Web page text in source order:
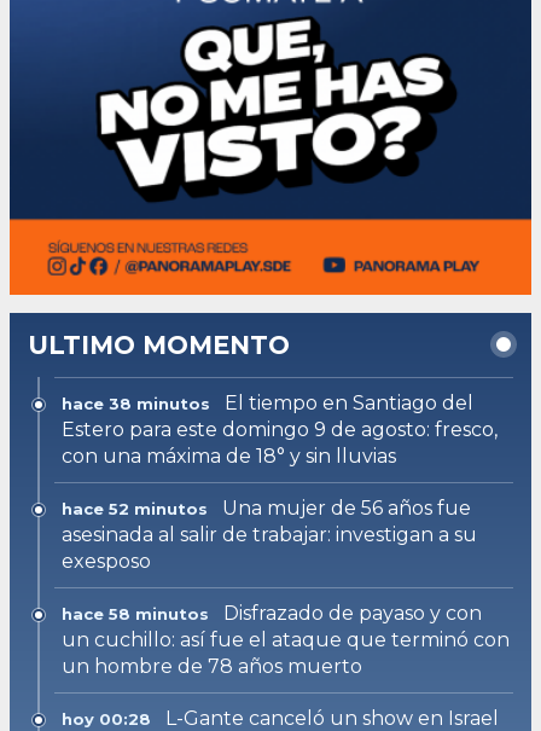
ULTIMO MOMENTO
hace 38 minutos
El tiempo en Santiago del
Estero para este domingo 9 de agosto: fresco,
con una máxima de 18° y sin lluvias
hace 52 minutos
Una mujer de 56 años fue
asesinada al salir de trabajar: investigan a su
exesposo
hace 58 minutos
Disfrazado de payaso y con
un cuchillo: así fue el ataque que terminó con
un hombre de 78 años muerto
hoy 00:28
L-Gante canceló un show en Israel